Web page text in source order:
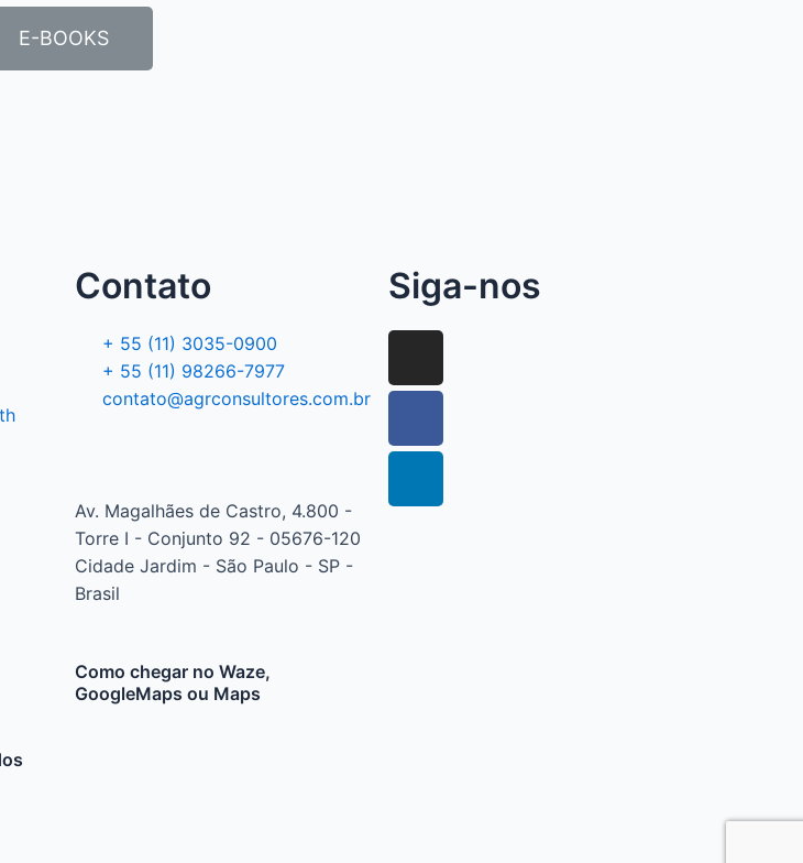
E-BOOKS
Contato
+ 55 (11) 3035-0900
+ 55 (11) 98266-7977
contato@agrconsultores.com.br
Av. Magalhães de Castro, 4.800 -
Torre I - Conjunto 92 - 05676-120
Cidade Jardim - São Paulo - SP -
Brasil
Como chegar no Waze,
GoogleMaps ou Maps
Siga-nos